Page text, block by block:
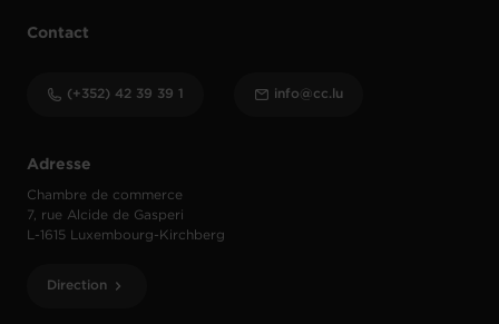
Adresse
Chambre de commerce
7, rue Alcide de Gasperi
L-1615 Luxembourg-Kirchberg
Direction
Contact
(+352) 42 39 39 1 info@cc.lu